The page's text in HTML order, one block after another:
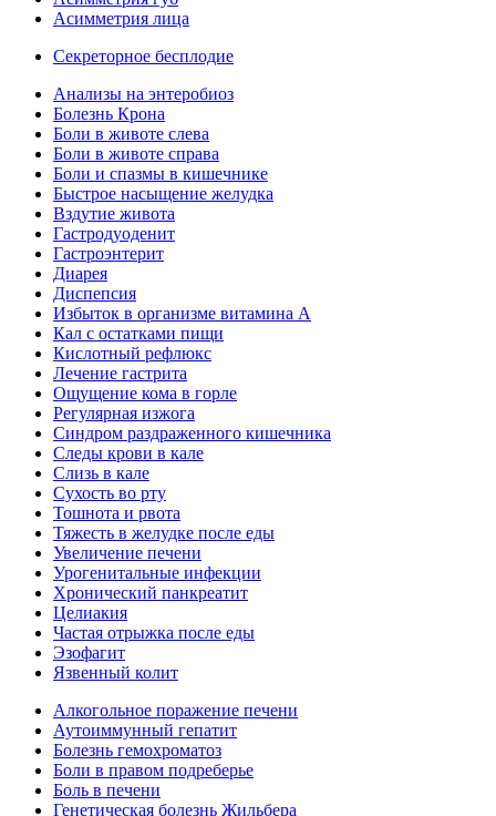
Асимметрия лица
Секреторное бесплодие
Анализы на энтеробиоз
Болезнь Крона
Боли в животе слева
Боли в животе справа
Боли и спазмы в кишечнике
Быстрое насыщение желудка
Вздутие живота
Гастродуоденит
Гастроэнтерит
Диарея
Диспепсия
Избыток в организме витамина А
Кал с остатками пищи
Кислотный рефлюкс
Лечение гастрита
Ощущение кома в горле
Регулярная изжога
Синдром раздраженного кишечника
Следы крови в кале
Слизь в кале
Сухость во рту
Тошнота и рвота
Тяжесть в желудке после еды
Увеличение печени
Урогенитальные инфекции
Хронический панкреатит
Целиакия
Частая отрыжка после еды
Эзофагит
Язвенный колит
Алкогольное поражение печени
Аутоиммунный гепатит
Болезнь гемохроматоз
Боли в правом подреберье
Боль в печени
Генетическая болезнь Жильбера